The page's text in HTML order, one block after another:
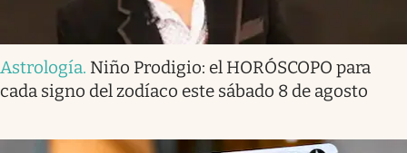
Astrología. Niño Prodigio: el HORÓSCOPO para
cada signo del zodíaco este sábado 8 de agosto